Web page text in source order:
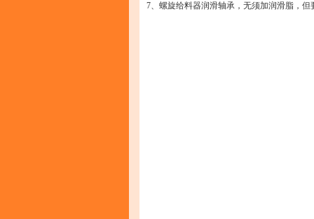
7、螺旋给料器润滑轴承，无须加润滑脂，但